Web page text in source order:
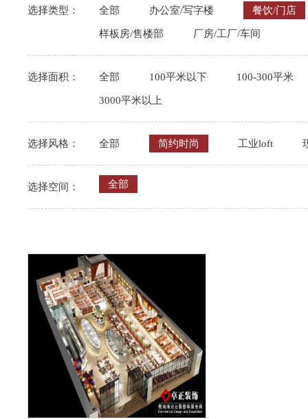
选择类型： 全部 办公室/写字楼 餐饮/门店
样板房/售楼部 厂房/工厂/车间
选择面积： 全部 100平米以下 100-300平米
3000平米以上
选择风格： 全部 简约时尚 工业loft
选择空间： 全部